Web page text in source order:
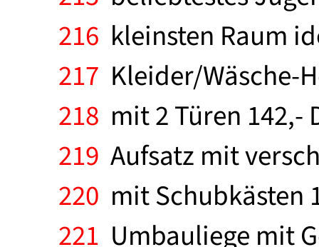
216 kleinsten Raum
217 Kleider/Wäsche-
218 mit 2 Türen 142,-
219 Aufsatz mit
220 mit Schubkästen
221 Umbauliege mit